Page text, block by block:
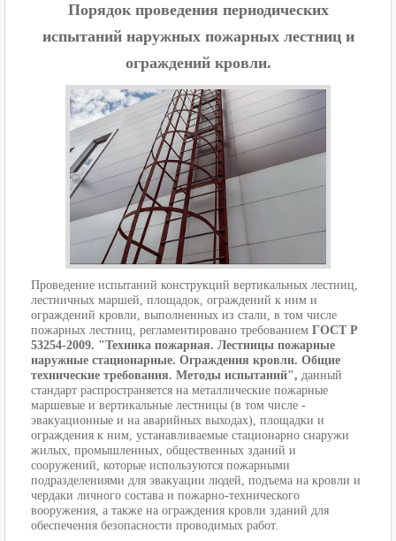
Порядок проведения периодических
испытаний наружных пожарных лестниц и
ограждений кровли.
Проведение испытаний конструкций вертикальных лестниц,
лестничных маршей, площадок, ограждений к ним и
ограждений кровли, выполненных из стали, в том числе
пожарных лестниц, регламентировано требованием ГОСТ Р
53254-2009. "Техника пожарная. Лестницы пожарные
наружные стационарные. Ограждения кровли. Общие
технические требования. Методы испытаний", данный
стандарт распространяется на металлические пожарные
маршевые и вертикальные лестницы (в том числе -
эвакуационные и на аварийных выходах), площадки и
ограждения к ним, устанавливаемые стационарно снаружи
жилых, промышленных, общественных зданий и
сооружений, которые используются пожарными
подразделениями для эвакуации людей, подъема на кровли и
чердаки личного состава и пожарно-технического
вооружения, а также на ограждения кровли зданий для
обеспечения безопасности проводимых работ.